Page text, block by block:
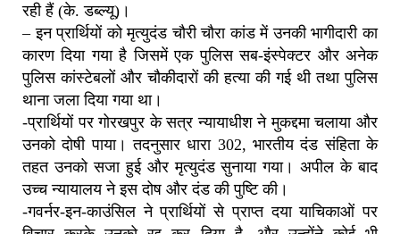
रही हैं (के. डब्ल्यू)।
– इन प्रार्थियों को मृत्युदंड चौरी चौरा कांड में उनकी भागीदारी का
कारण दिया गया है जिसमें एक पुलिस सब-इंस्पेक्टर और अनेक
पुलिस कांस्टेबलों और चौकीदारों की हत्या की गई थी तथा पुलिस
थाना जला दिया गया था।
-प्रार्थियों पर गोरखपुर के सत्र न्यायाधीश ने मुकद्दमा चलाया और
उनको दोषी पाया। तदनुसार धारा 302, भारतीय दंड संहिता के
तहत उनको सजा हुई और मृत्युदंड सुनाया गया। अपील के बाद
उच्च न्यायालय ने इस दोष और दंड की पुष्टि की।
-गवर्नर-इन-काउंसिल ने प्रार्थियों से प्राप्त दया याचिकाओं पर